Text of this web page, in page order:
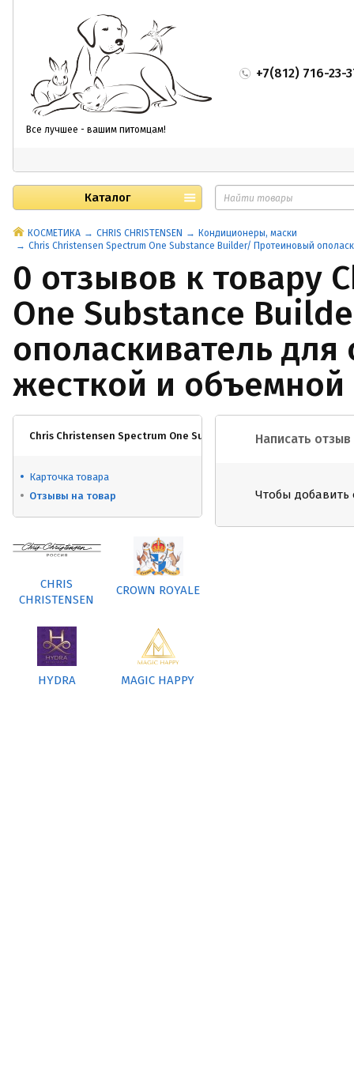
Все лучшее - вашим питомцам!
+7(812) 716-23-
Каталог
КОСМЕТИКА CHRIS CHRISTENSEN
Кондиционеры, маски
Chris Christensen Spectrum One Substance Builder/ Протеиновый
0 отзывов к товару
One Substance
ополаскиватель
жесткой и
Chris Christensen Spectrum One Substance Builder/
Карточка товара
Отзывы на товар
CHRIS
CHRISTENSEN
CROWN ROYALE
HYDRA MAGIC HAPPY
Написать отзыв
Чтобы добавить